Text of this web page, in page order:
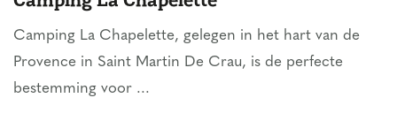
Camping La Chapelette, gelegen in het hart van de
Provence in Saint Martin De Crau, is de perfecte
bestemming voor ...